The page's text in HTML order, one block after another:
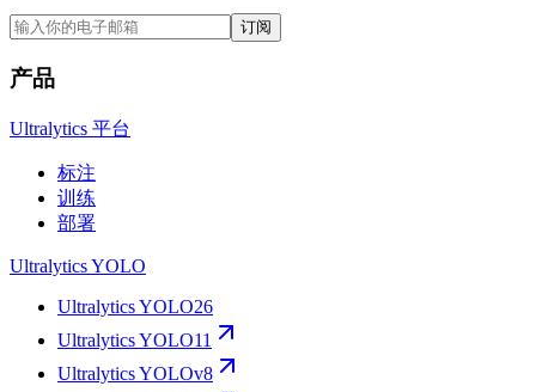
订阅
产品
Ultralytics 平台
标注
训练
部署
Ultralytics YOLO
Ultralytics YOLO26
Ultralytics YOLO11
Ultralytics YOLOv8